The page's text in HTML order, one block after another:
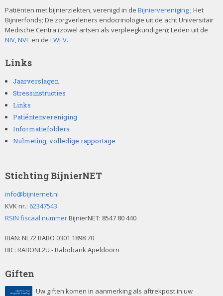
Patiënten met bijnierziekten, verenigd in de Bijniervereniging ; Het
Bijnierfonds; De zorgverleners endocrinologie uit de acht Universitair
Medische Centra (zowel artsen als verpleegkundigen); Leden uit de
NIV,NVE en de LWEV.
Links
Jaarverslagen
Stressinstructies
Links
Patiëntenvereniging
Informatiefolders
Nulmeting, volledige rapportage
Stichting BijnierNET
info@bijniernet.nl
KVK nr.: 62347543
RSIN fiscaal nummerBijnierNET: 8547 80 440
IBAN: NL72 RABO 0301 1898 70
BIC: RABONL2U - Rabobank Apeldoorn
Giften
Uw giften komen in aanmerking als aftrekpost in uw